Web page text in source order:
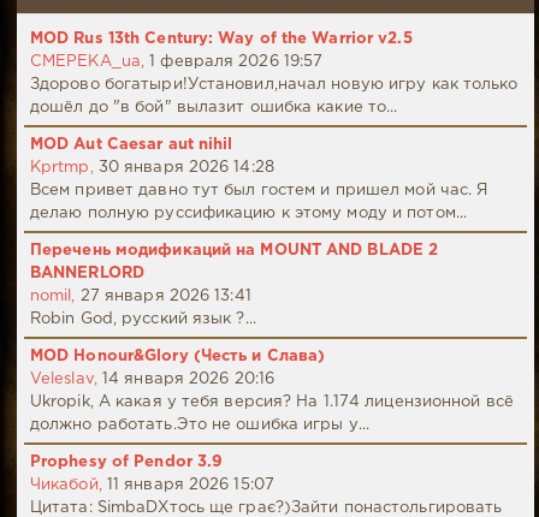
MOD Rus 13th Century: Way of the Warrior v2.5
CMEPEKA_ua,
1 февраля 2026 19:57
Здорово богатыри!Установил,начал новую игру как только
дошёл до "в бой" вылазит ошибка какие то...
MOD Aut Caesar aut nihil
Kprtmp, 30 января 2026 14:28
Всем привет давно тут был гостем и пришел мой час. Я
делаю полную руссификацию к этому моду и потом...
Перечень модификаций на MOUNT AND BLADE 2
BANNERLORD
nomil, 27 января 2026 13:41
Robin God, русский язык ?...
MOD Honour&Glory (Честь и Слава)
Veleslav,
14 января 2026 20:16
Ukropik, А какая у тебя версия? На 1.174 лицензионной всё
должно работать.Это не ошибка игры у...
Prophesy of Pendor 3.9
Чикабой,
11 января 2026 15:07
Цитата: SimbaDХтось ще грає?)Зайти понастольгировать